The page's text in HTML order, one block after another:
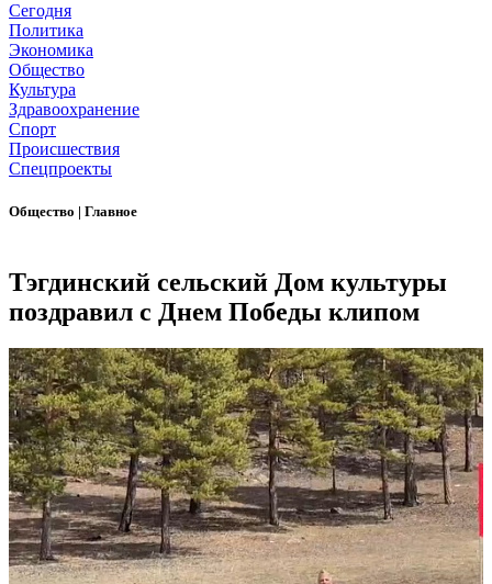
Сегодня
Политика
Экономика
Общество
Культура
Здравоохранение
Спорт
Происшествия
Спецпроекты
Общество | Главное
Тэгдинский сельский Дом культуры
поздравил с Днем Победы клипом